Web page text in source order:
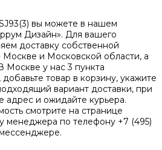
вы можете в нашем
Дизайн». Для вашего
доставку собственной
и Московской области, а
Москве у нас 3 пункта
товар в корзину, укажите
вариант доставки, при
адрес и ожидайте курьера.
смотрите на странице
менеджера по телефону +7 (495)